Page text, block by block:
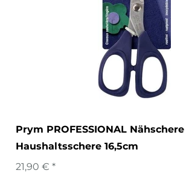
Prym PROFESSIONAL Nähschere
Haushaltsschere 16,5cm
21,90 € *